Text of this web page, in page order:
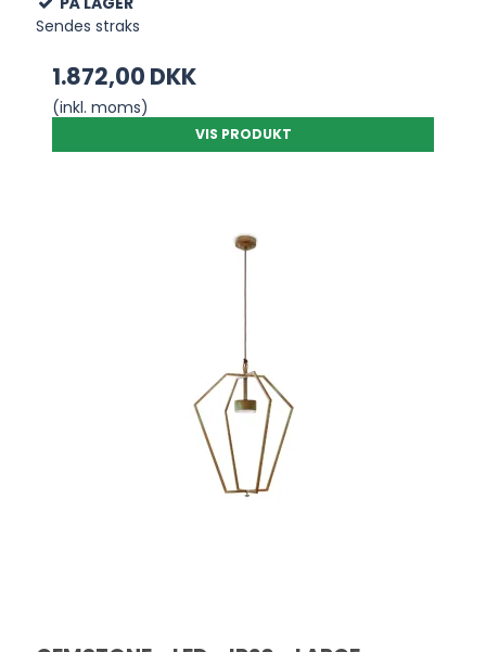
Sendes straks
1.872,00 DKK
(inkl. moms)
VIS PRODUKT